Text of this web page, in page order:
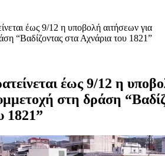
έως 9/12 η υποβολή αιτήσεων για
“Βαδίζοντας στα Αχνάρια του 1821”
έως 9/12 η
στη δράση
1821”